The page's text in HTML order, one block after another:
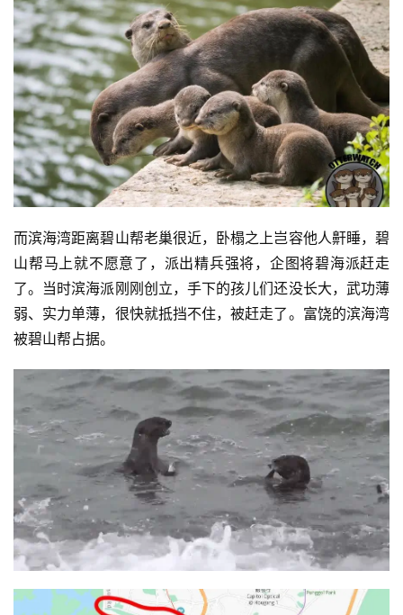
而滨海湾距离碧山帮老巢很近，卧榻之上岂容他人鼾睡，碧
山帮马上就不愿意了，派出精兵强将，企图将碧海派赶走
了。当时滨海派刚刚创立，手下的孩儿们还没长大，武功薄
弱、实力单薄，很快就抵挡不住，被赶走了。富饶的滨海湾
被碧山帮占据。